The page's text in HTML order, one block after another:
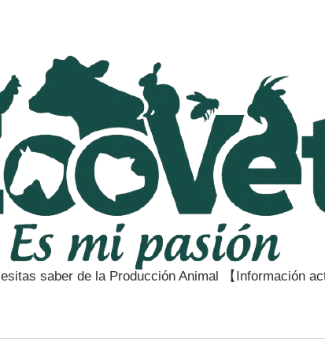
saber de la Producción Animal 【Información